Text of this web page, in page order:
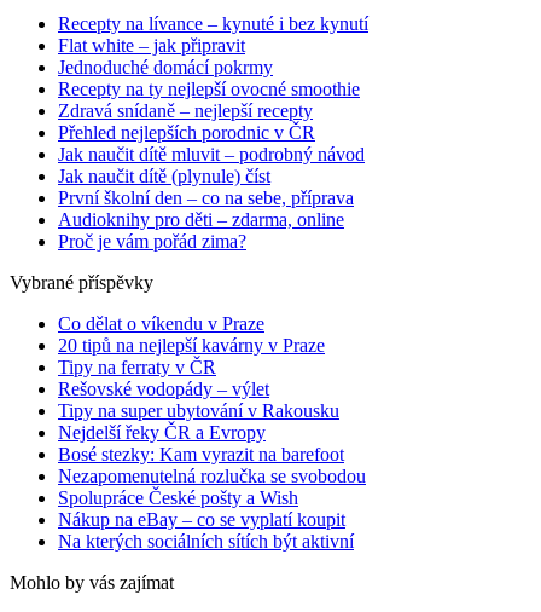
Recepty na lívance – kynuté i bez kynutí
Flat white – jak připravit
Jednoduché domácí pokrmy
Recepty na ty nejlepší ovocné smoothie
Zdravá snídaně – nejlepší recepty
Přehled nejlepších porodnic v ČR
Jak naučit dítě mluvit – podrobný návod
Jak naučit dítě (plynule) číst
První školní den – co na sebe, příprava
Audioknihy pro děti – zdarma, online
Proč je vám pořád zima?
Vybrané příspěvky
Co dělat o víkendu v Praze
20 tipů na nejlepší kavárny v Praze
Tipy na ferraty v ČR
Rešovské vodopády – výlet
Tipy na super ubytování v Rakousku
Nejdelší řeky ČR a Evropy
Bosé stezky: Kam vyrazit na barefoot
Nezapomenutelná rozlučka se svobodou
Spolupráce České pošty a Wish
Nákup na eBay – co se vyplatí koupit
Na kterých sociálních sítích být aktivní
Mohlo by vás zajímat